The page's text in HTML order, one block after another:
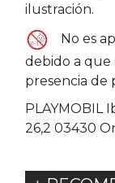
ilustración.
No es
debido a que
presencia de
PLAYMOBIL
26,2 03430